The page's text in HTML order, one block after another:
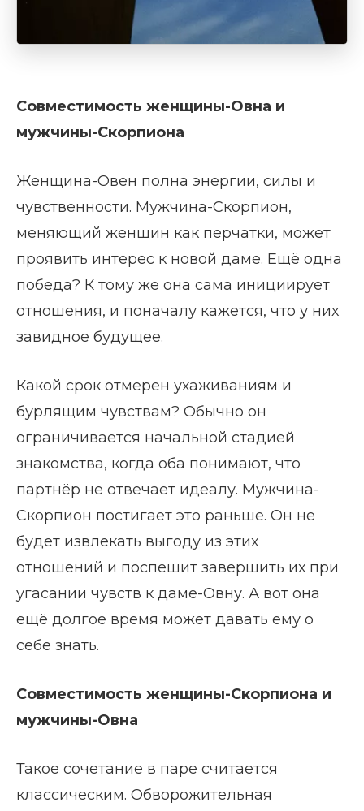
Совместимость женщины-Овна и
мужчины-Скорпиона
Женщина-Овен полна энергии, силы и
чувственности. Мужчина-Скорпион,
меняющий женщин как перчатки, может
проявить интерес к новой даме. Ещё одна
победа? К тому же она сама инициирует
отношения, и поначалу кажется, что у них
завидное будущее.
Какой срок отмерен ухаживаниям и
бурлящим чувствам? Обычно он
ограничивается начальной стадией
знакомства, когда оба понимают, что
партнёр не отвечает идеалу. Мужчина-
Скорпион постигает это раньше. Он не
будет извлекать выгоду из этих
отношений и поспешит завершить их при
угасании чувств к даме-Овну. А вот она
ещё долгое время может давать ему о
себе знать.
Совместимость женщины-Скорпиона и
мужчины-Овна
Такое сочетание в паре считается
классическим. Обворожительная